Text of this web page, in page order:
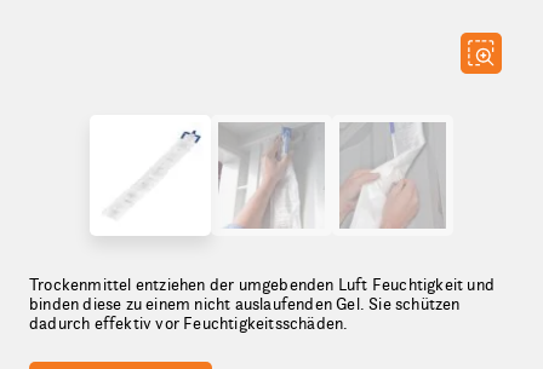
Trockenmittel entziehen der umgebenden Luft Feuchtigkeit und
binden diese zu einem nicht auslaufenden Gel. Sie schützen
dadurch effektiv vor Feuchtigkeitsschäden.